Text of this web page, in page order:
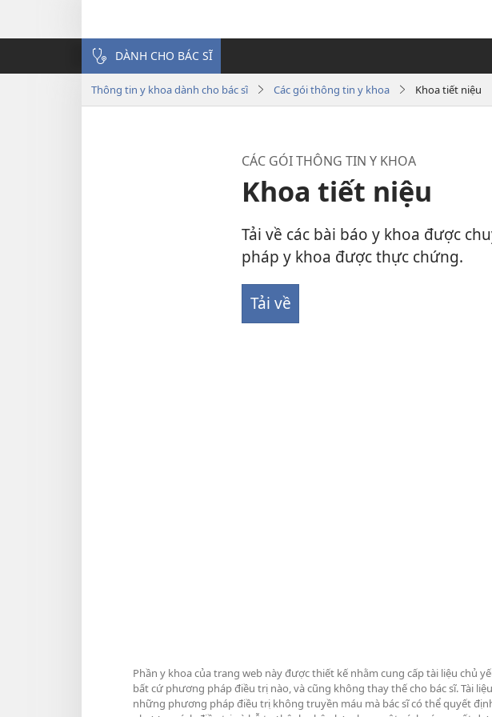
DÀNH CHO BÁC SĨ
Thông tin y khoa dành cho bác sĩ Các gói thông tin y khoa Khoa tiết niệu
CÁC GÓI THÔNG TIN Y KHOA
Khoa tiết niệu
Tải về các bài báo y khoa được
pháp y khoa được thực chứng.
Tải về
Phần y khoa của trang web này được thiết kế nhằm cung cấp tài liệu chủ
bất cứ phương pháp điều trị nào, và cũng không thay thế cho bác sĩ. Tài
những phương pháp điều trị không truyền máu mà bác sĩ có thể quyết